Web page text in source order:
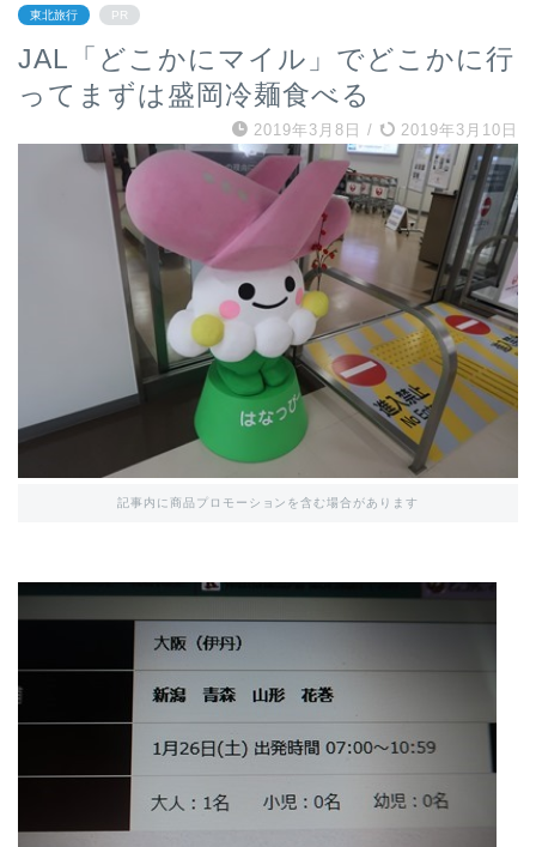
東北旅行 PR
JAL「どこかにマイル」でどこかに行
ってまずは盛岡冷麺食べる
2019年3月8日 / 2019年3月10日
記事内に商品プロモーションを含む場合があります